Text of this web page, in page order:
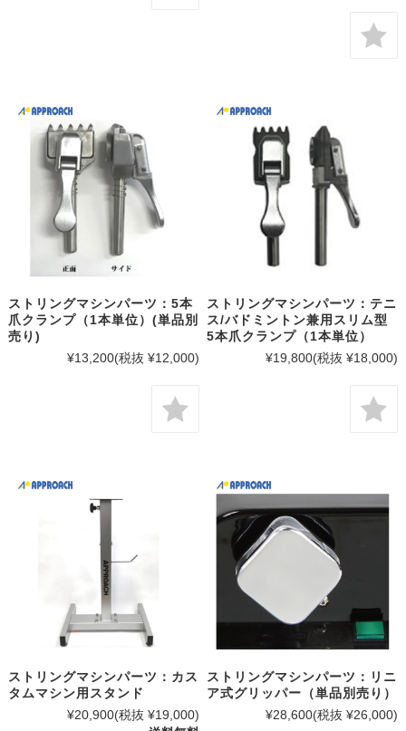
ストリングマシンパーツ：5本
爪クランプ（1本単位）(単品別
売り)
¥13,200(税抜 ¥12,000)
ストリングマシンパーツ：テニ
ス/バドミントン兼用スリム型
5本爪クランプ（1本単位）
¥19,800(税抜 ¥18,000)
ストリングマシンパーツ：カス
タムマシン用スタンド
¥20,900(税抜 ¥19,000)
ストリングマシンパーツ：リニ
ア式グリッパー（単品別売り）
¥28,600(税抜 ¥26,000)